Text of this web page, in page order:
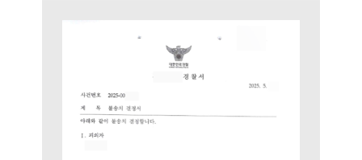
법률 블로그
법률서식
뉴스레터/브로슈어